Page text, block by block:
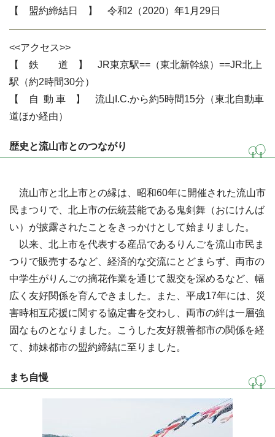
【 盟約締結日 】 令和2（2020）年1月29日
<<アクセス>>
【 鉄 道 】 JR東京駅==（東北新幹線）==JR北上
駅（約2時間30分）
【 自 動 車 】 流山I.C.から約5時間15分（東北自動車
道ほか経由）
歴史と流山市とのつながり
流山市と北上市との縁は、昭和60年に開催された流山市
民まつりで、北上市の伝統芸能である鬼剣舞（おにけんば
い）が披露されたことをきっかけとして始まりました。
以来、北上市を代表する産品であるりんごを流山市民ま
つりで販売するなど、経済的な交流にとどまらず、両市の
中学生がりんごの摘花作業を通じて親交を深めるなど、幅
広く友好関係を育んできました。また、平成17年には、災
害時相互応援に関する協定書を交わし、両市の絆は一層強
固なものとなりました。こうした友好親善都市の関係を経
て、姉妹都市の盟約締結に至りました。
まち自慢